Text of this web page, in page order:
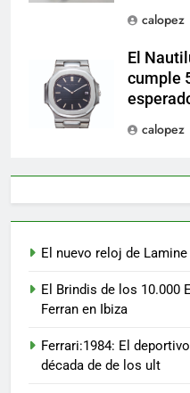
calopez
El
cumple
calopez
El nuevo reloj de
El Brindis de los 10.000
Ferran en Ibiza
Ferrari:1984: El
década de de los ult